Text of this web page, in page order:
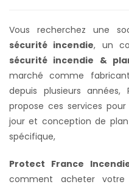
Vous recherchez une
sécurité incendie, un
sécurité incendie &
marché comme
depuis plusieurs
propose ces services
jour et conception de
spécifique,
Protect France
comment acheter votre